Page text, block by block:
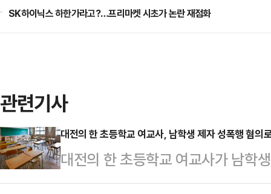
SK하이닉스 하한가라고?…프리마켓 시초가 논란 재점화
관련기사
대전의 한 초등학교 여교사, 남학생 제자 성폭행 혐의
대전의 한 초등학교 여교사가 남학
뒤늦게 알려졌다.20일 연합뉴스에